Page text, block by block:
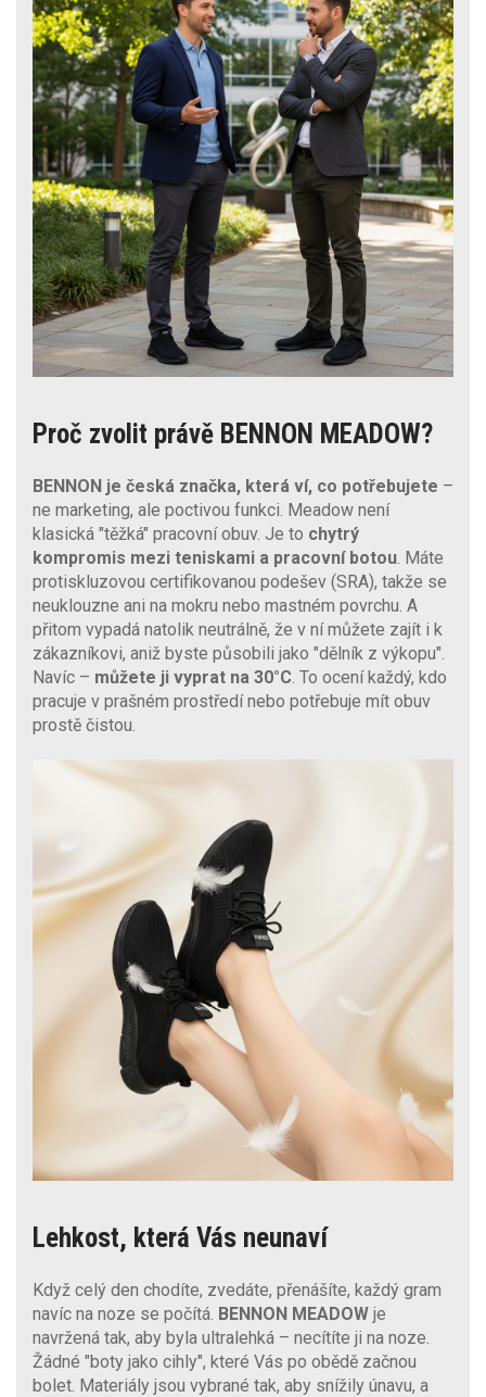
Proč zvolit právě BENNON MEADOW?
BENNON je česká značka, která ví, co potřebujete –
ne marketing, ale poctivou funkci. Meadow není
klasická "těžká" pracovní obuv. Je to chytrý
kompromis mezi teniskami a pracovní botou . Máte
protiskluzovou certifikovanou podešev (SRA), takže se
neuklouzne ani na mokru nebo mastném povrchu. A
přitom vypadá natolik neutrálně, že v ní můžete zajít i k
zákazníkovi, aniž byste působili jako "dělník z výkopu".
Navíc – můžete ji vyprat na 30°C . To ocení každý, kdo
pracuje v prašném prostředí nebo potřebuje mít obuv
prostě čistou.
Lehkost, která Vás neunaví
Když celý den chodíte, zvedáte, přenášíte, každý gram
navíc na noze se počítá. BENNON MEADOW je
navržená tak, aby byla ultralehká – necítíte ji na noze.
Žádné "boty jako cihly", které Vás po obědě začnou
bolet. Materiály jsou vybrané tak, aby snížily únavu, a